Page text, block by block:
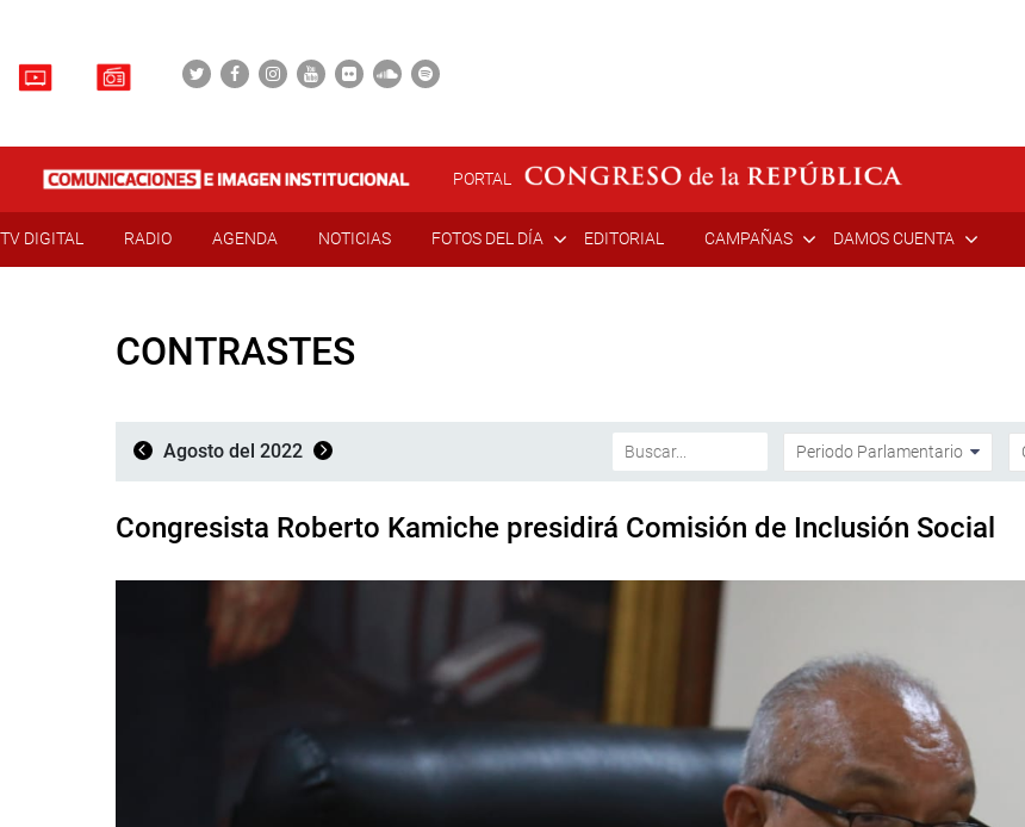
PORTAL
TV DIGITAL RADIO AGENDA NOTICIAS FOTOS DEL DÍA EDITORIAL CAMPAÑAS DAMOS CUENTA
CONTRASTES
Agosto del 2022
Congresista Roberto Kamiche presidirá Comisión de Inclusión Social